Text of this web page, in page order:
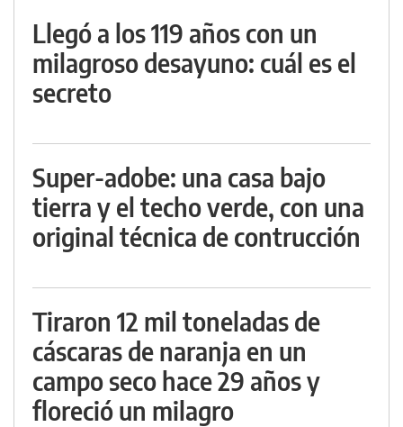
Llegó a los 119 años con un
milagroso desayuno: cuál es el
secreto
Super-adobe: una casa bajo
tierra y el techo verde, con una
original técnica de contrucción
Tiraron 12 mil toneladas de
cáscaras de naranja en un
campo seco hace 29 años y
floreció un milagro